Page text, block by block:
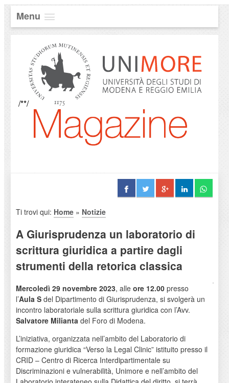
Menu
/**/
Ti trovi qui: Home» Notizie
A Giurisprudenza un laboratorio di
scrittura giuridica a partire dagli
strumenti della retorica classica
Mercoledì 29 novembre 2023, alle ore 12.00presso
l’Aula Sdel Dipartimento di Giurisprudenza, si svolgerà un
incontro laboratoriale sulla scrittura giuridica con l’Avv.
Salvatore Milianta del Foro di Modena.
L’iniziativa, organizzata nell’ambito del Laboratorio di
formazione giuridica “Verso la Legal Clinic” istituito presso il
CRID – Centro di Ricerca Interdipartimentale su
Discriminazioni e vulnerabilità, Unimore e nell’ambito del